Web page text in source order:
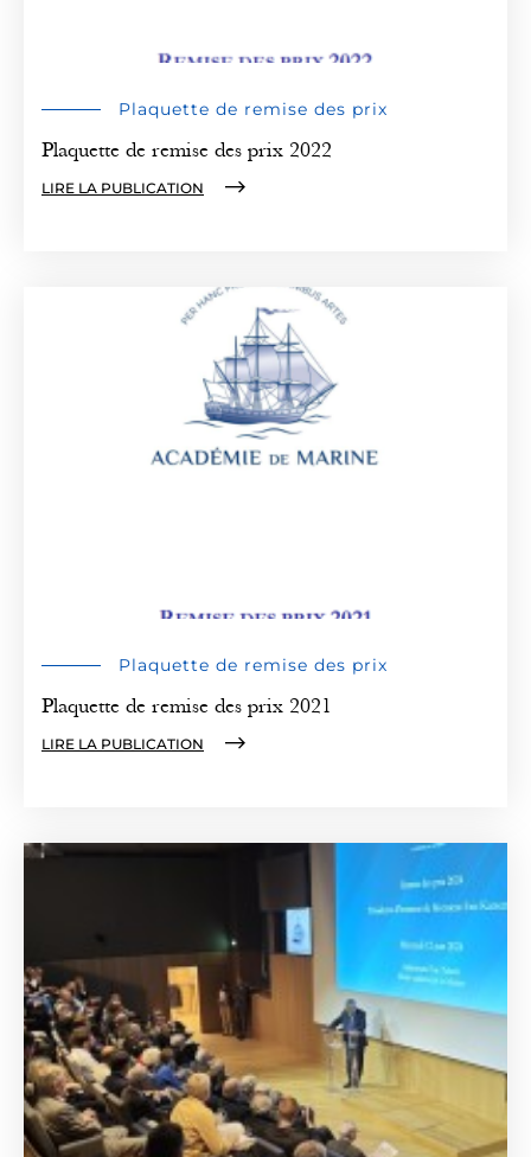
Plaquette de remise des prix
Plaquette de remise des prix 2022
LIRE LA PUBLICATION
Plaquette de remise des prix
Plaquette de remise des prix 2021
LIRE LA PUBLICATION